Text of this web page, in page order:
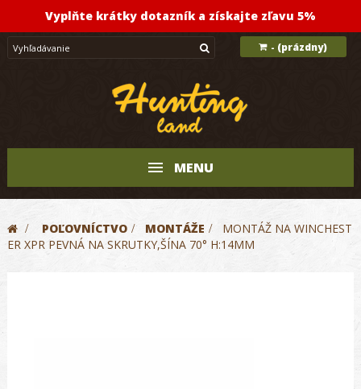
Vyplňte krátky dotazník a získajte zľavu 5%
- (prázdny)
MENU
> POĽOVNÍCTVO > MONTÁŽE >
MONTÁŽ NA WINCHEST
ER XPR PEVNÁ NA SKRUTKY,ŠÍNA 70° H:14MM